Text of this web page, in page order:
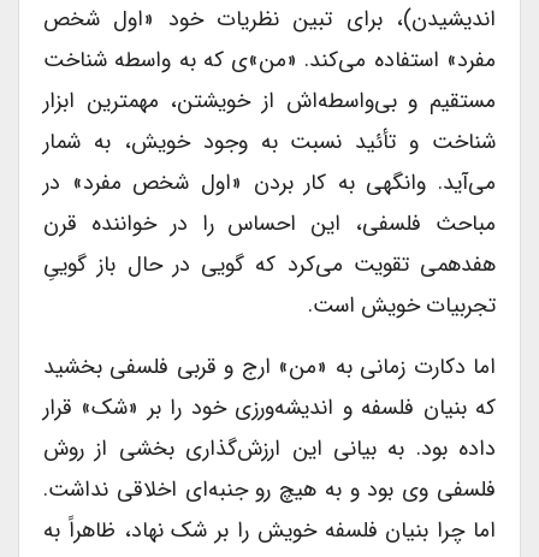
اندیشیدن)، برای تبین نظریات‌ خود «اول شخص
مفرد» استفاده می‌کند. «من»ی که به واسطه شناخت
مستقیم و بی‌واسطه‌اش از خویشتن، مهمترین ابزار
شناخت و تأئید نسبت به وجود خویش، به شمار
می‌آید. وانگهی به کار بردن «اول شخص مفرد» در
مباحث فلسفی، این احساس را در خواننده قرن
هفدهمی تقویت می‌کرد که گویی در حال باز گوییِ
تجربیات خویش است.
اما دکارت زمانی به «من» ارج و قربی فلسفی بخشید
که بنیان فلسفه و اندیشه‌ورزی خود را بر «شک» قرار
داده بود. به بیانی این ارزش‌گذاری بخشی از روش
فلسفی وی بود و به هیچ رو جنبه‌ای اخلاقی نداشت.
اما چرا بنیان فلسفه خویش را بر شک نهاد، ظاهراً به